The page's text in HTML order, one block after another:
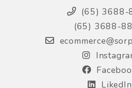
(65) 3688-
(65) 3688-
LikedIn